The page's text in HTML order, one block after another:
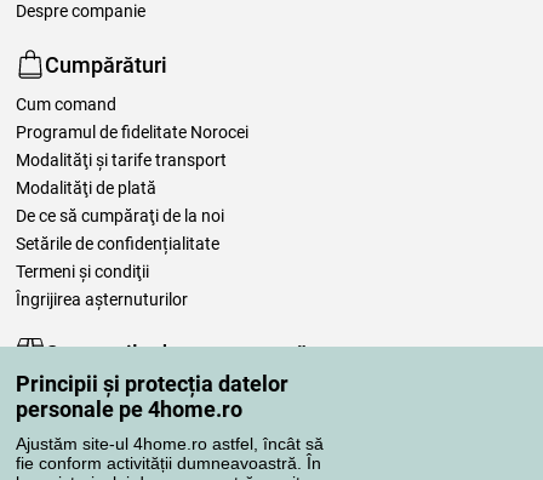
Principii și protecția datelor
personale pe 4home.ro
Ajustăm site-ul 4home.ro astfel, încât să
fie conform activității dumneavoastră. În
Despre companie
Cumpărături
Cum comand
Programul de fidelitate Norocei
Modalităţi şi tarife transport
Modalităţi de plată
De ce să cumpăraţi de la noi
Setările de confidențialitate
Termeni şi condiţii
Îngrijirea așternuturilor
Comenzile dumneavoastră
Contul meu
Revizuirea comenzilor
Reclamaţii